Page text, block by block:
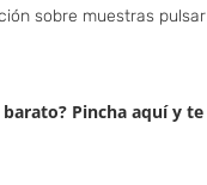
sobre muestras
Pincha aquí y